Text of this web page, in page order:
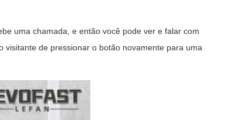
uma chamada, e então você pode ver e falar com
de pressionar o botão novamente para uma